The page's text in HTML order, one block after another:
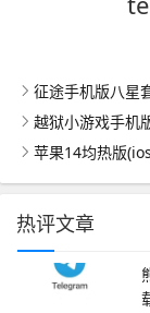
征途手机版八星
越狱小游戏手机
苹果14均热版
热评文章